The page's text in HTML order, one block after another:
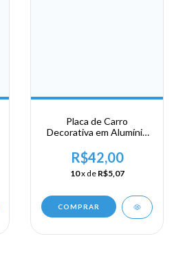
Placa de Carro
Decorativa em Alumínio
Viagem de Curação - Bon
Bini
R$42,00
10x de R$5,07
COMPRAR